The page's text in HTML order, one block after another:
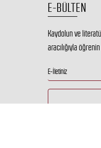
E-BÜLTEN
Kaydolun ve
aracılığıyla öğrenin